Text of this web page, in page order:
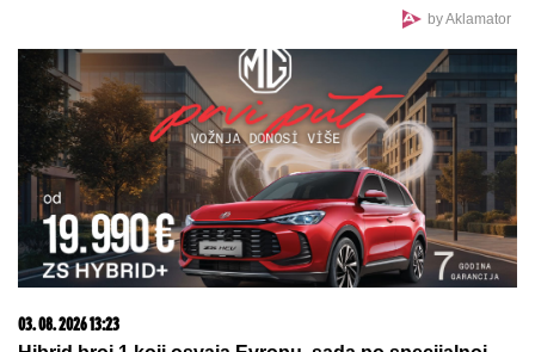
by Aklamator
03. 08. 2026 13:23